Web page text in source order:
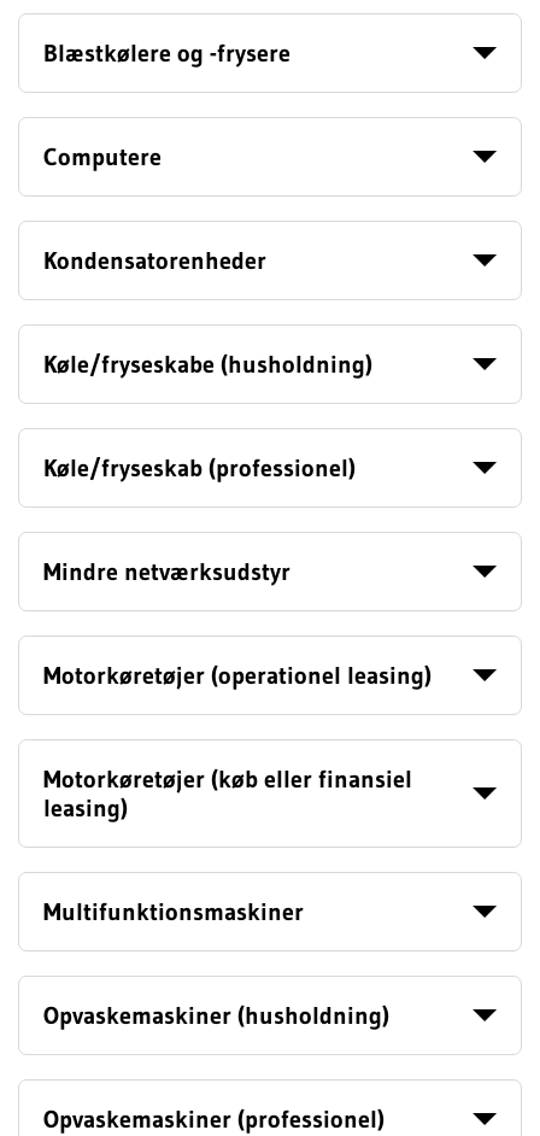
Blæstkølere og -frysere
Computere
Kondensatorenheder
Køle/fryseskabe (husholdning)
Køle/fryseskab (professionel)
Mindre netværksudstyr
Motorkøretøjer (operationel leasing)
Motorkøretøjer (køb eller finansiel
leasing)
Multifunktionsmaskiner
Opvaskemaskiner (husholdning)
Opvaskemaskiner (professionel)